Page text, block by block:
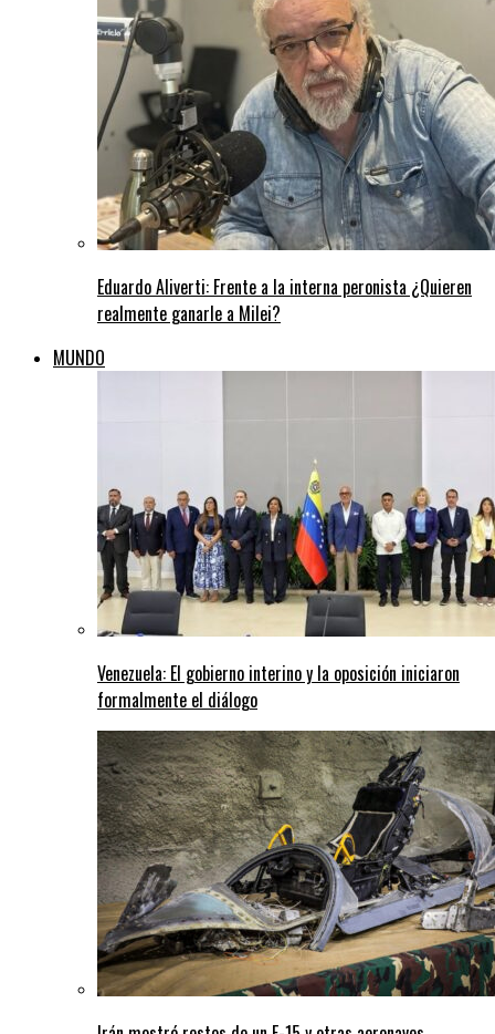
Eduardo Aliverti: Frente a la interna peronista ¿Quieren
realmente ganarle a Milei?
MUNDO
Venezuela: El gobierno interino y la oposición iniciaron
formalmente el diálogo